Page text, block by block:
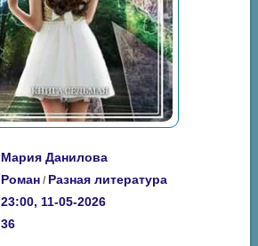
Мария Данилова
Роман / Разная литература
23:00, 11-05-2026
36